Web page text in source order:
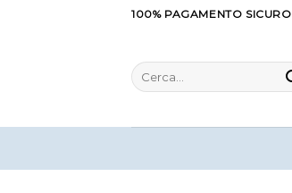
100% PAGAMENTO SICURO
Cerca: